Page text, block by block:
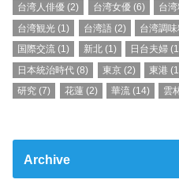
台湾人俳優 (2) 台湾女優(6) 台
台湾観光 (1) 台湾語 (2) 台湾調味
国際交流 (1) 新北(1) 日台夫婦
日本統治時代 (8) 東京(2) 東港
研究 (7) 花蓮(2) 華流(14) 雲
Archive